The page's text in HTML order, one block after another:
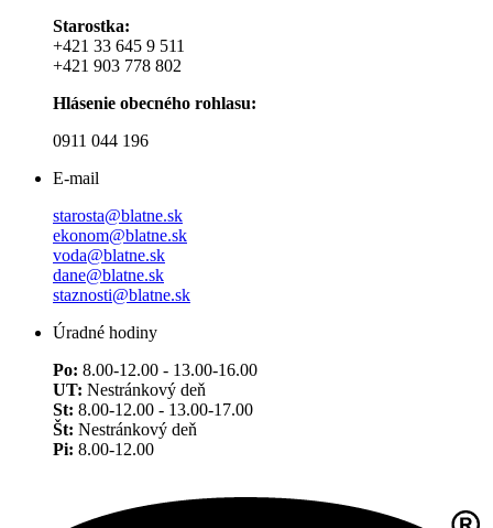
Starostka:
+421 33 645 9 511
+421 903 778 802
Hlásenie obecného rohlasu:
0911 044 196
E-mail
starosta@blatne.sk
ekonom@blatne.sk
voda@blatne.sk
dane@blatne.sk
staznosti@blatne.sk
Úradné hodiny
Po: 8.00-12.00 - 13.00-16.00
UT: Nestránkový deň
St: 8.00-12.00 - 13.00-17.00
Št: Nestránkový deň
Pi: 8.00-12.00